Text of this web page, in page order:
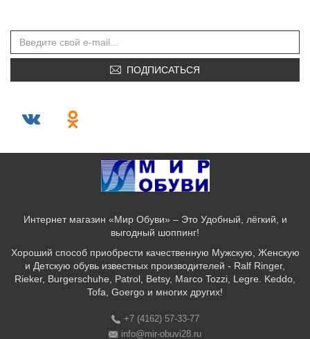
ПОДПИСАТЬСЯ
Интернет магазин «Мир Обуви» – Это Удобный, лёгкий, и
выгодный шоппинг!
Хороший способ приобрести качественную Мужскую, Женскую
и Детскую обувь известных производителей - Ralf Ringer,
Rieker, Burgerschuhe, Patrol, Betsy, Marco Tozzi, Legre. Keddo,
Tofa, Goergo и многих других!
+7 (4162) 57-33-77
info@mir-obuvi28.ru